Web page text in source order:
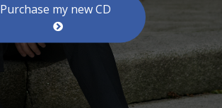
Purchase my new CD